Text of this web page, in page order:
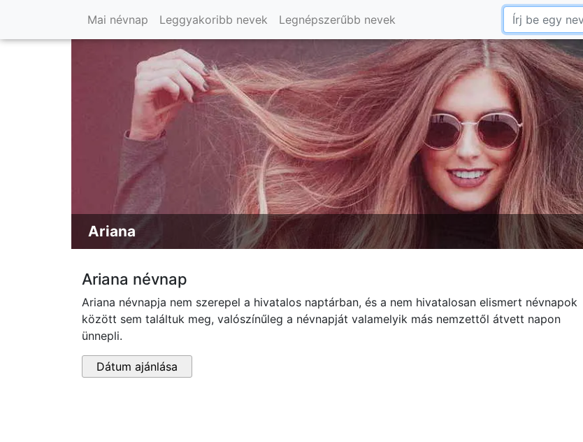
Mai névnap Leggyakoribb nevek Legnépszerűbb nevek
Ariana
Ariana névnap
Ariana névnapja nem szerepel a hivatalos naptárban, és a nem hivatalosan elismert névnapok
között sem találtuk meg, valószínűleg a névnapját valamelyik más nemzettől átvett napon
ünnepli.
Dátum ajánlása